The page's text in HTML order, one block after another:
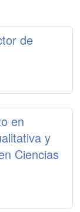
de
en
y
Ciencias